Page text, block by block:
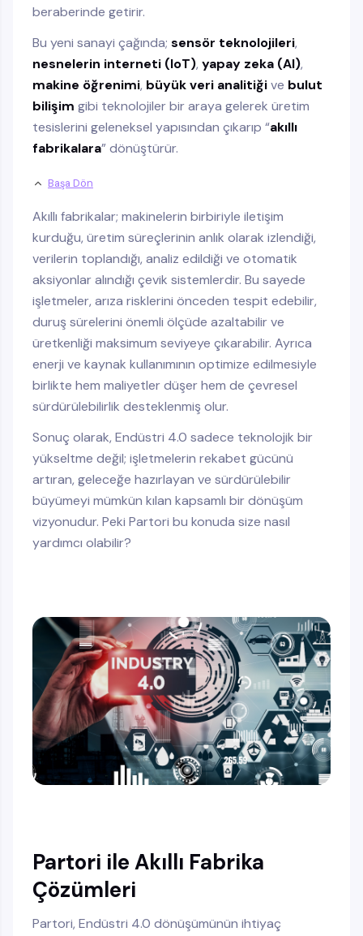
beraberinde getirir.
Bu yeni sanayi çağında; sensör teknolojileri,
nesnelerin interneti (IoT), yapay zeka (AI),
makine öğrenimi, büyük veri analitiğive bulut
bilişim gibi teknolojiler bir araya gelerek üretim
tesislerini geleneksel yapısından çıkarıp “akıllı
fabrikalara” dönüştürür.
Başa Dön
Akıllı fabrikalar; makinelerin birbiriyle iletişim
kurduğu, üretim süreçlerinin anlık olarak izlendiği,
verilerin toplandığı, analiz edildiği ve otomatik
aksiyonlar alındığı çevik sistemlerdir. Bu sayede
işletmeler, arıza risklerini önceden tespit edebilir,
duruş sürelerini önemli ölçüde azaltabilir ve
üretkenliği maksimum seviyeye çıkarabilir. Ayrıca
enerji ve kaynak kullanımının optimize edilmesiyle
birlikte hem maliyetler düşer hem de çevresel
sürdürülebilirlik desteklenmiş olur.
Sonuç olarak, Endüstri 4.0 sadece teknolojik bir
yükseltme değil; işletmelerin rekabet gücünü
artıran, geleceğe hazırlayan ve sürdürülebilir
büyümeyi mümkün kılan kapsamlı bir dönüşüm
vizyonudur. Peki Partori bu konuda size nasıl
yardımcı olabilir?
Partori ile Akıllı Fabrika
Çözümleri
Partori, Endüstri 4.0 dönüşümünün ihtiyaç